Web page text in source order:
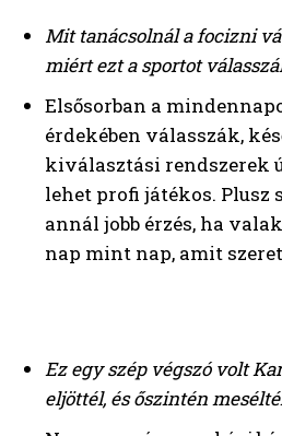
Mit tanácsolnál a focizni
miért ezt a sportot
Elsősorban a
érdekében válasszák,
kiválasztási rendszerek
lehet profi játékos. Plusz
annál jobb érzés, ha
nap mint nap, amit
Ez egy szép végszó volt
eljöttél, és őszintén